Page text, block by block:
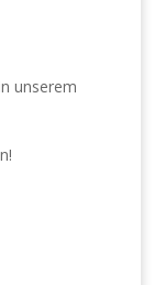
unserem